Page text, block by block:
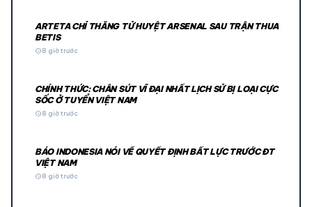
ARTETA CHỈ THẲNG TỬ HUYỆT ARSENAL SAU TRẬN THUA
BETIS
schedule8 giờ trước
CHÍNH THỨC: CHÂN SÚT VĨ ĐẠI NHẤT LỊCH SỬ BỊ LOẠI CỰC
SỐC Ở TUYỂN VIỆT NAM
schedule8 giờ trước
BÁO INDONESIA NÓI VỀ QUYẾT ĐỊNH BẤT LỰC TRƯỚC ĐT
VIỆT NAM
schedule8 giờ trước